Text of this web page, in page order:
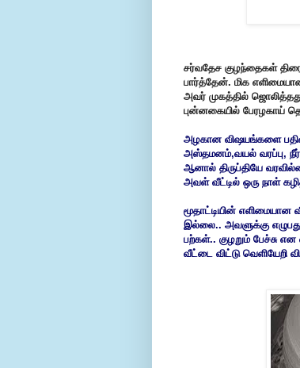
சர்வதேச குழந்தைகள்
பார்த்தேன். மிக
அவர் முகத்தில்
புன்னகையில் பேரழகாய்
அழகான விஷயங்களை
அஸ்தமனம்,வயல் வரப்பு,
ஆனால் திருப்தியே
அவள் வீட்டில் ஒரு நாள்
மூதாட்டியின் எளிமையான
இல்லை.. அவளுக்கு
பற்கள்.. குழறும் பேச்சு
வீட்டை விட்டு வெளியேறி